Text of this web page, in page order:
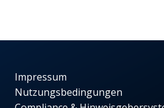
Impressum
Nutzungsbedingungen